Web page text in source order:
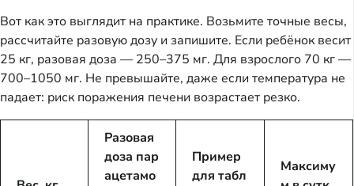
Вот как это выглядит на практике. Возьмите точные весы,
рассчитайте разовую дозу и запишите. Если ребёнок весит
25 кг, разовая доза — 250–375 мг. Для взрослого 70 кг —
700–1050 мг. Не превышайте, даже если температура не
падает: риск поражения печени возрастает резко.
Разовая
доза пар
ацетамо
Пример
для табл
Максиму